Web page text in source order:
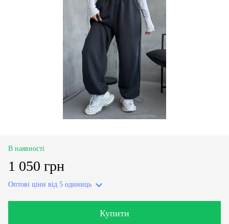
В наявності
1 050 грн
Оптові ціни від 5 одиниць
Купити